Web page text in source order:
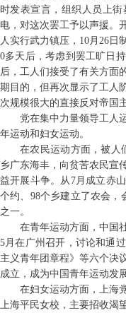
时发表宣言，组织人员上
电，对这次罢工予以声援。
人实行武力镇压，10月26日
0多天后，考虑到罢工旷日
后，工人们接受了有关方面
期目的，但再次显示了工人
次规模很大的直接反对帝国
党在集中力量领导工人
年运动和妇女运动。
在农民运动方面，被人
乡广东海丰，向贫苦农民宣
益开展斗争。从7月成立赤
个约、98个乡建立了农会，
之一。
在青年运动方面，中国
5月在广州召开，讨论和通
主义青年团章程》等六个决
成立，成为中国青年运动发
在妇女运动方面，上海
上海平民女校，主要招收渴